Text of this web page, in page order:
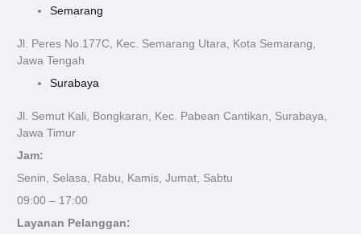
Semarang
Jl. Peres No.177C, Kec. Semarang Utara, Kota Semarang,
Jawa Tengah
Surabaya
Jl. Semut Kali, Bongkaran, Kec. Pabean Cantikan, Surabaya,
Jawa Timur
Jam:
Senin, Selasa, Rabu, Kamis, Jumat, Sabtu
09:00 – 17:00
Layanan Pelanggan: